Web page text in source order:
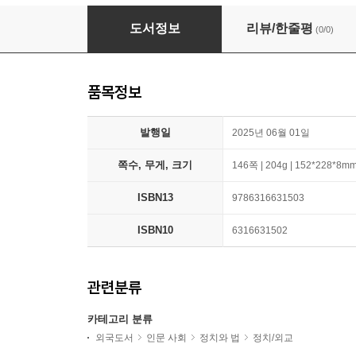
Javier Milei for Export
도서정보 리뷰/한줄평 (0/0)
품목정보
발행일 2025년 06월 01일
쪽수, 무게, 크기 146쪽 | 204g |
ISBN13 9786316631503
ISBN10 6316631502
관련분류
카테고리 분류
외국도서 인문 사회 정치와 법 정치/외교